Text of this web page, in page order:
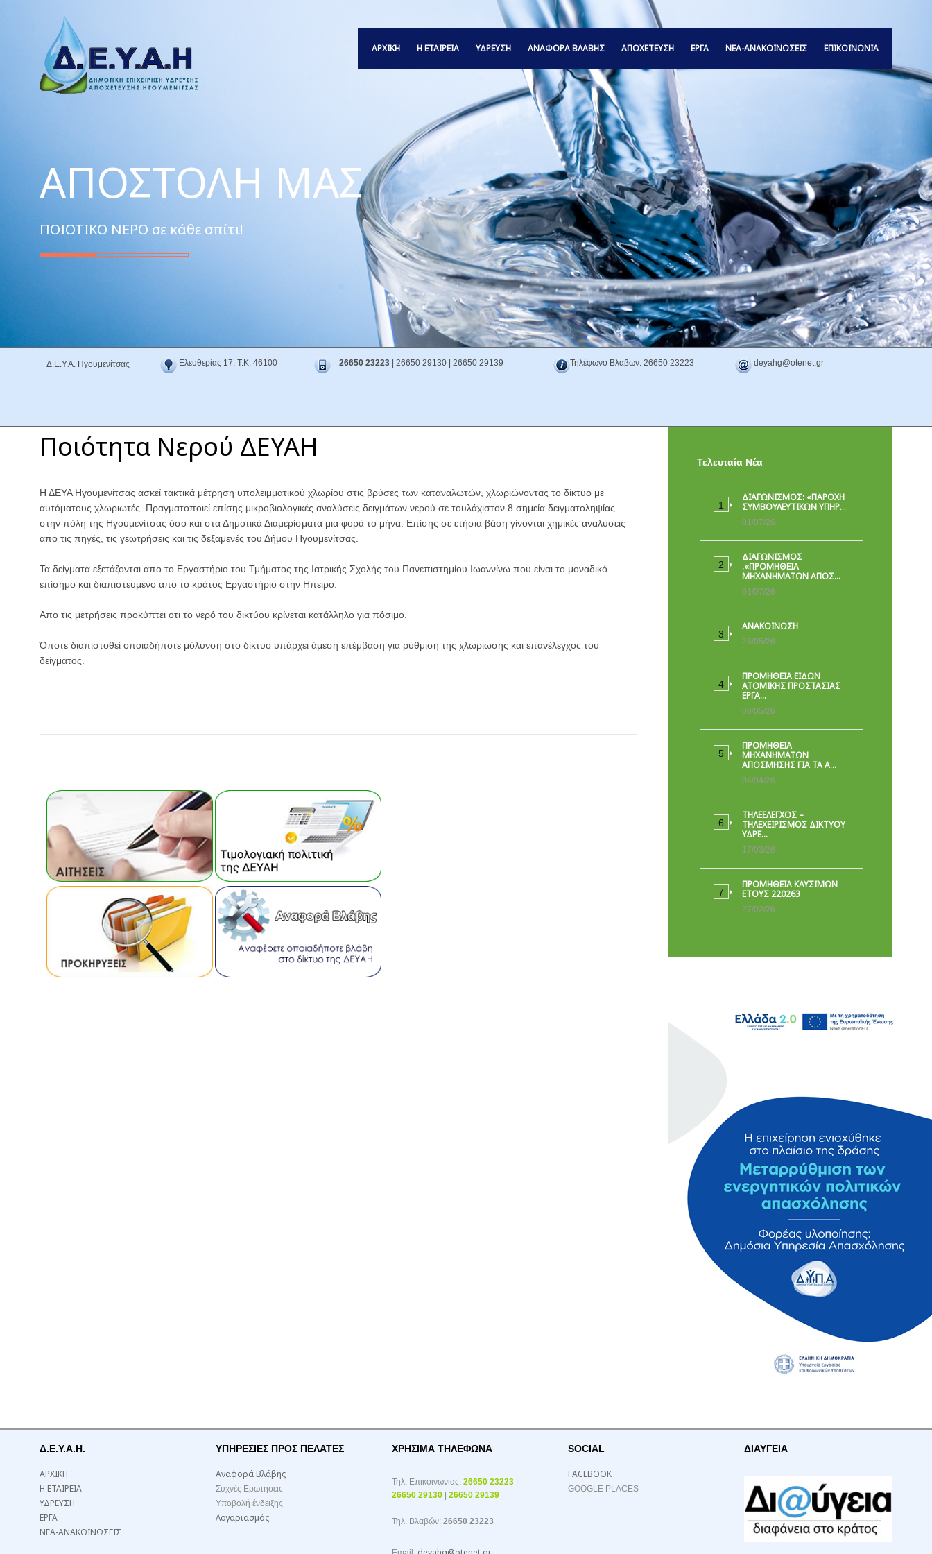
ΑΡΧΙΚΗ Η ΕΤΑΙΡΕΙΑ ΥΔΡΕΥΣΗ ΑΝΑΦΟΡΆ ΒΛΆΒΗΣ ΑΠΟΧΕΤΕΥΣΗ ΕΡΓΑ ΝΕΑ-ΑΝΑΚΟΙΝΩΣΕΙΣ ΕΠΙΚΟΙΝΩΝΙΑ
ΑΠΟΣΤΟΛΉ ΜΑΣ
ΠΟΙΟΤΙΚΟ ΝΕΡΟ σε κάθε σπίτι!
Δ.Ε.Υ.Α. Ηγουμενίτσας Ελευθερίας 17, Τ.Κ. 46100 26650 23223 | 26650 29130 | 26650 29139 Τηλέφωνο Βλαβών: 26650 23223 deyahg@otenet.gr
Ποιότητα Νερού ΔΕΥΑΗ
Η ΔΕΥΑ Ηγουμενίτσας ασκεί τακτικά μέτρηση υπολειμματικού χλωρίου στις βρύσες των καταναλωτών, χλωριώνοντας το δίκτυο με
αυτόματους χλωριωτές. Πραγματοποιεί επίσης μικροβιολογικές αναλύσεις δειγμάτων νερού σε τουλάχιστον 8 σημεία δειγματοληψίας
στην πόλη της Ηγουμενίτσας όσο και στα Δημοτικά Διαμερίσματα μια φορά το μήνα. Επίσης σε ετήσια βάση γίνονται χημικές αναλύσεις
απο τις πηγές, τις γεωτρήσεις και τις δεξαμενές του Δήμου Ηγουμενίτσας.
Τα δείγματα εξετάζονται απο το Εργαστήριο του Τμήματος της Ιατρικής Σχολής του Πανεπιστημίου Ιωαννίνω που είναι το μοναδικό
επίσημο και διαπιστευμένο απο το κράτος Εργαστήριο στην Ηπειρο.
Απο τις μετρήσεις προκύπτει οτι το νερό του δικτύου κρίνεται κατάλληλο για πόσιμο.
Όποτε διαπιστοθεί οποιαδήποτε μόλυνση στο δίκτυο υπάρχει άμεση επέμβαση για ρύθμιση της χλωρίωσης και επανέλεγχος του
δείγματος.
Τελευταία Νέα
ΔΙΑΓΩΝΙΣΜΟΣ: «ΠΑΡΟΧΉ
ΣΥΜΒΟΥΛΕΥΤΙΚΏΝ ΥΠΗΡ…
01/07/26
ΔΙΑΓΩΝΙΣΜΟΣ
.«ΠΡΟΜΗΘΕΙΑ
ΜΗΧΑΝΗΜΑΤΩΝ ΑΠΟΣ…
01/07/26
ΑΝΑΚΟΙΝΩΣΗ
28/05/26
ΠΡΟΜΉΘΕΙΑ ΕΙΔΏΝ
ΑΤΟΜΙΚΉΣ ΠΡΟΣΤΑΣΊΑΣ
ΕΡΓΑ…
08/05/26
ΠΡΟΜΗΘΕΙΑ
ΜΗΧΑΝΗΜΑΤΩΝ
ΑΠΟΣΜΗΣΗΣ ΓΙΑ ΤΑ Α…
04/04/26
ΤΗΛΕΕΛΕΓΧΟΣ –
ΤΗΛΕΧΕΙΡΙΣΜΟΣ ΔΙΚΤΥΟΥ
ΥΔΡΕ…
17/03/26
ΠΡΟΜΗΘΕΙΑ ΚΑΥΣΙΜΩΝ
ΕΤΟΥΣ 220263
27/02/26
Δ.Ε.Υ.Α.Η.
ΑΡΧΙΚΗ
Η ΕΤΑΙΡΕΙΑ
ΥΔΡΕΥΣΗ
ΕΡΓΑ
ΝΕΑ-ΑΝΑΚΟΙΝΩΣΕΙΣ
ΥΠΗΡΕΣΙΕΣ ΠΡΟΣ ΠΕΛΑΤΕΣ
Αναφορά Βλάβης
Συχνές Ερωτήσεις
Υποβολή ένδειξης
Λογαριασμός
ΧΡΉΣΙΜΑ ΤΗΛΈΦΩΝΑ
Τηλ. Επικοινωνίας: 26650 23223
26650 29130
26650 29139
Τηλ. Βλαβών: 26650 23223
SOCIAL
FACEBOOK
GOOGLE PLACES
ΔΙΑΥΓΕΙΑ